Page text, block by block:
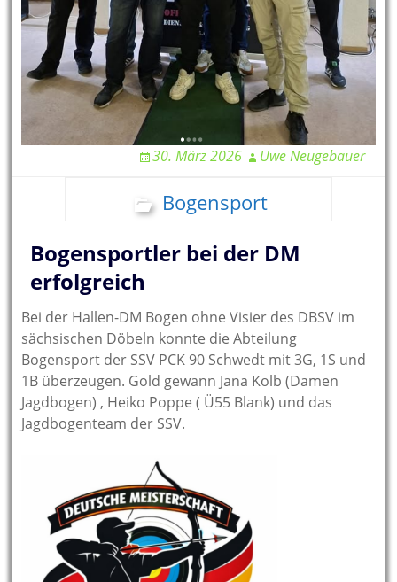
30. März 2026 Uwe Neugebauer
Bogensport
Bogensportler bei der DM
erfolgreich
Bei der Hallen-DM Bogen ohne Visier des DBSV im
sächsischen Döbeln konnte die Abteilung
Bogensport der SSV PCK 90 Schwedt mit 3G, 1S und
1B überzeugen. Gold gewann Jana Kolb (Damen
Jagdbogen) , Heiko Poppe ( Ü55 Blank) und das
Jagdbogenteam der SSV.